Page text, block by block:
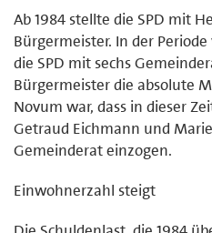
Ab 1984 stellte die SPD mit
Bürgermeister. In der
die SPD mit sechs
Bürgermeister die absolute
Novum war, dass in dieser
Getraud Eichmann und
Gemeinderat einzogen.
Einwohnerzahl steigt